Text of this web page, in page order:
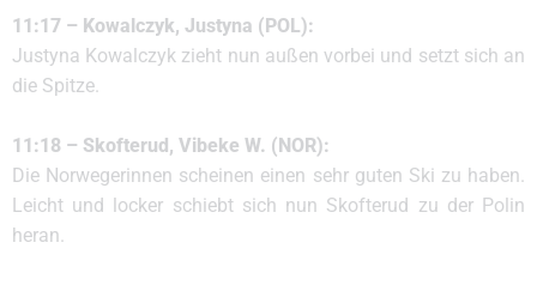
11:17 – Kowalczyk, Justyna (POL):
Justyna Kowalczyk zieht nun außen vorbei und setzt sich an
die Spitze.
11:18 – Skofterud, Vibeke W. (NOR):
Die Norwegerinnen scheinen einen sehr guten Ski zu haben.
Leicht und locker schiebt sich nun Skofterud zu der Polin
heran.